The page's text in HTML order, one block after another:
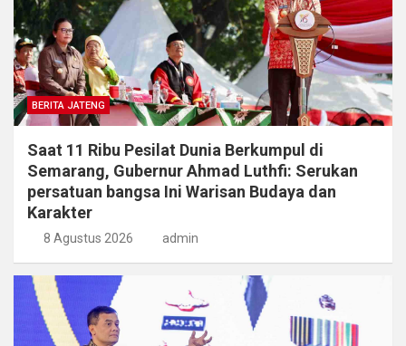
BERITA JATENG
Saat 11 Ribu Pesilat Dunia Berkumpul di
Semarang, Gubernur Ahmad Luthfi: Serukan
persatuan bangsa Ini Warisan Budaya dan
Karakter
8 Agustus 2026 admin